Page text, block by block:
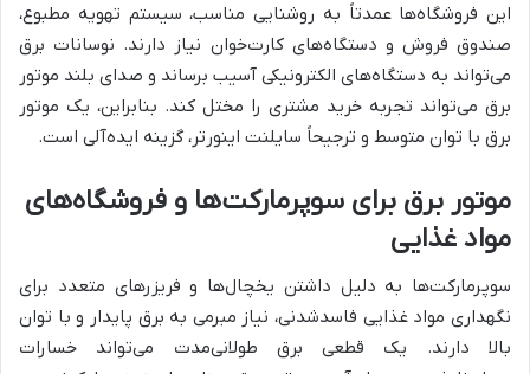
این فروشگاه‌ها عمدتاً به روشنایی مناسب، سیستم تهویه مطبوع،
صندوق فروش و دستگاه‌های کارت‌خوان نیاز دارند. نوسانات برق
می‌تواند به دستگاه‌های الکترونیکی آسیب برساند و صدای بلند موتور
برق می‌تواند تجربه خرید مشتری را مختل کند. بنابراین، یک موتور
برق با توان متوسط و ترجیحاً سایلنت اینورتر، گزینه ایده‌آلی است.
موتور برق برای سوپرمارکت‌ها و فروشگاه‌های
مواد غذایی
سوپرمارکت‌ها به دلیل داشتن یخچال‌ها و فریزرهای متعدد برای
نگهداری مواد غذایی فاسدشدنی، نیاز مبرمی به برق پایدار و با توان
بالا دارند. یک قطعی برق طولانی‌مدت می‌تواند خسارات